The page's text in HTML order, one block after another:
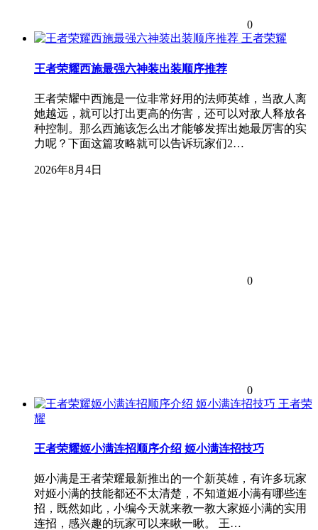
0
王者荣耀
王者荣耀西施最强六神装出装顺序推荐
王者荣耀中西施是一位非常好用的法师英雄，当敌人离
她越远，就可以打出更高的伤害，还可以对敌人释放各
种控制。那么西施该怎么出才能够发挥出她最厉害的实
力呢？下面这篇攻略就可以告诉玩家们2…
2026年8月4日
0
0
王者荣
耀
王者荣耀姬小满连招顺序介绍 姬小满连招技巧
姬小满是王者荣耀最新推出的一个新英雄，有许多玩家
对姬小满的技能都还不太清楚，不知道姬小满有哪些连
招，既然如此，小编今天就来教一教大家姬小满的实用
连招，感兴趣的玩家可以来瞅一瞅。 王…